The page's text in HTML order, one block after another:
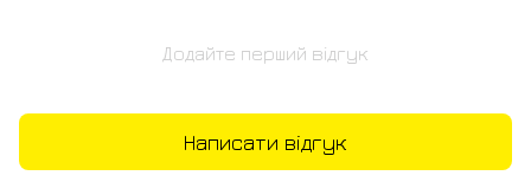
Додайте перший відгук
Написати відгук